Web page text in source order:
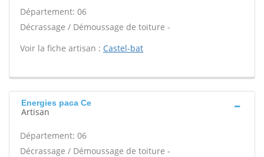
Département: 06
Décrassage / Démoussage de toiture -
Voir la fiche artisan : Castel-bat
Energies paca Ce
Artisan
Département: 06
Décrassage / Démoussage de toiture -